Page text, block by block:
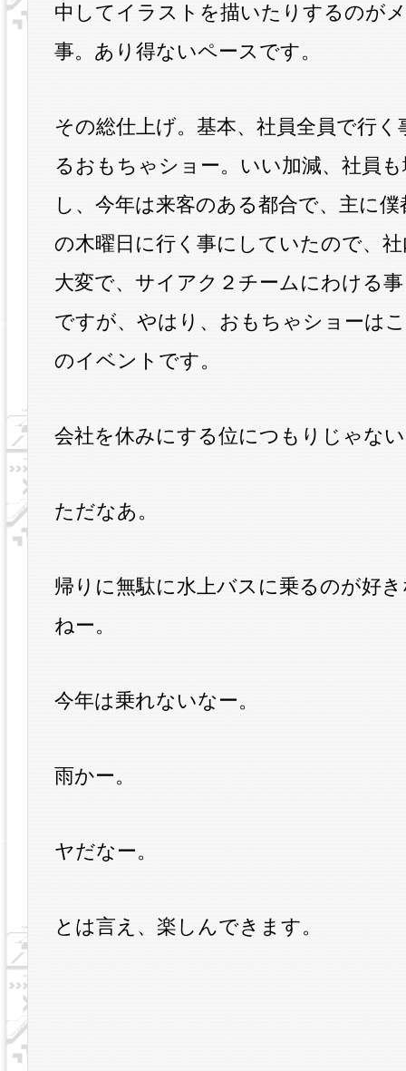
中してイラストを描いたりするのが
事。あり得ないペースです。
その総仕上げ。基本、社員全員で行
るおもちゃショー。いい加減、社員
し、今年は来客のある都合で、主に僕
の木曜日に行く事にしていたので、
大変で、サイアク２チームにわける
ですが、やはり、おもちゃショーは
のイベントです。
会社を休みにする位につもりじゃな
ただなあ。
帰りに無駄に水上バスに乗るのが好
ねー。
今年は乗れないなー。
雨かー。
ヤだなー。
とは言え、楽しんできます。